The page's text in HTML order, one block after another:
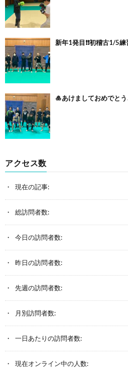
新年1発目❗️❗️初稽古1/5練
🎍あけましておめでと
アクセス数
現在の記事:
総訪問者数:
今日の訪問者数:
昨日の訪問者数:
先週の訪問者数:
月別訪問者数:
一日あたりの訪問者数:
現在オンライン中の人数: